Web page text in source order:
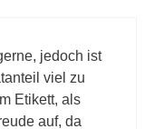
jedoch ist
viel zu
Etikett, als
auf, da